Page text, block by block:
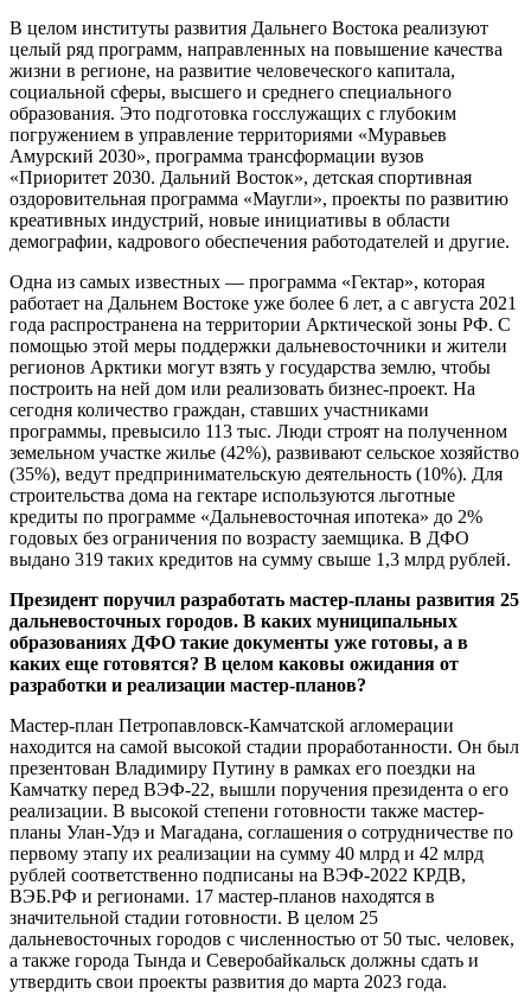
В целом институты развития Дальнего Востока реализуют
целый ряд программ, направленных на повышение качества
жизни в регионе, на развитие человеческого капитала,
социальной сферы, высшего и среднего специального
образования. Это подготовка госслужащих с глубоким
погружением в управление территориями «Муравьев
Амурский 2030», программа трансформации вузов
«Приоритет 2030. Дальний Восток», детская спортивная
оздоровительная программа «Маугли», проекты по развитию
креативных индустрий, новые инициативы в области
демографии, кадрового обеспечения работодателей и другие.
Одна из самых известных — программа «Гектар», которая
работает на Дальнем Востоке уже более 6 лет, а с августа 2021
года распространена на территории Арктической зоны РФ. С
помощью этой меры поддержки дальневосточники и жители
регионов Арктики могут взять у государства землю, чтобы
построить на ней дом или реализовать бизнес-проект. На
сегодня количество граждан, ставших участниками
программы, превысило 113 тыс. Люди строят на полученном
земельном участке жилье (42%), развивают сельское хозяйство
(35%), ведут предпринимательскую деятельность (10%). Для
строительства дома на гектаре используются льготные
кредиты по программе «Дальневосточная ипотека» до 2%
годовых без ограничения по возрасту заемщика. В ДФО
выдано 319 таких кредитов на сумму свыше 1,3 млрд рублей.
Президент поручил разработать мастер-планы развития 25
дальневосточных городов. В каких муниципальных
образованиях ДФО такие документы уже готовы, а в
каких еще готовятся? В целом каковы ожидания от
разработки и реализации мастер-планов?
Мастер-план Петропавловск-Камчатской агломерации
находится на самой высокой стадии проработанности. Он был
презентован Владимиру Путину в рамках его поездки на
Камчатку перед ВЭФ-22, вышли поручения президента о его
реализации. В высокой степени готовности также мастер-
планы Улан-Удэ и Магадана, соглашения о сотрудничестве по
первому этапу их реализации на сумму 40 млрд и 42 млрд
рублей соответственно подписаны на ВЭФ-2022 КРДВ,
ВЭБ.РФ и регионами. 17 мастер-планов находятся в
значительной стадии готовности. В целом 25
дальневосточных городов с численностью от 50 тыс. человек,
а также города Тында и Северобайкальск должны сдать и
утвердить свои проекты развития до марта 2023 года.